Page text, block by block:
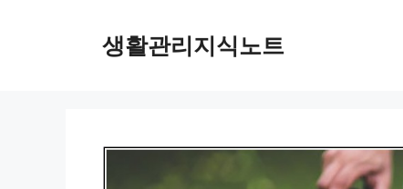
생활관리지식노트